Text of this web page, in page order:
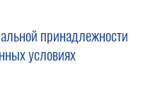
принадлежности
условиях